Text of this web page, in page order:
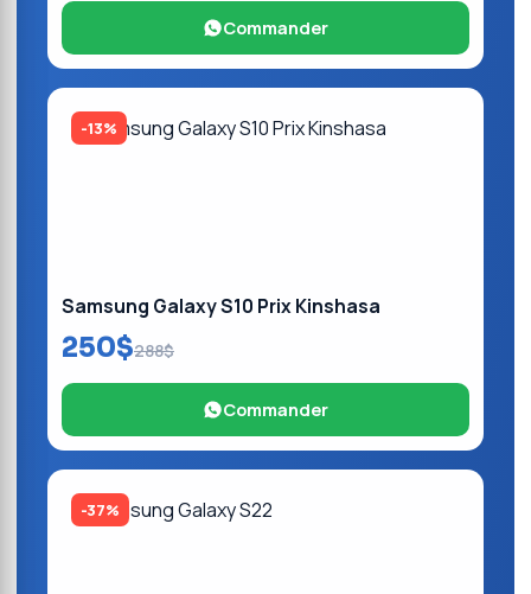
Commander
-13%
Samsung Galaxy S10 Prix Kinshasa
250$288$
Commander
-37%